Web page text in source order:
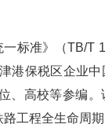
标准》（TB/T
港保税区企业中
、高校等参编
工程全生命周期